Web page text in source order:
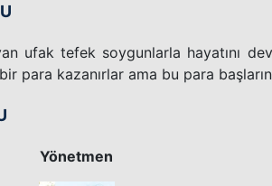
ufak tefek soygunlarla hayatını
para kazanırlar ama bu para
Yönetmen